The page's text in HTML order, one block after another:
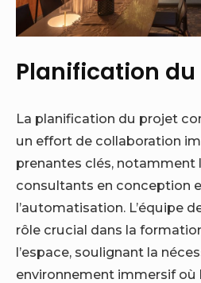
Planification
La planification du projet
un effort de collaboration
prenantes clés, notamment
consultants en conception
l’automatisation. L’équipe
rôle crucial dans la
l’espace, soulignant la
environnement immersif où